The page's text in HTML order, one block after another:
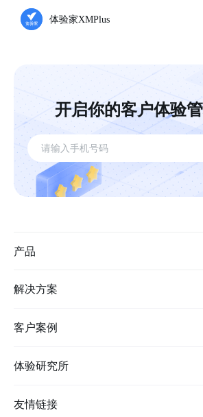
体验家XMPlus
开启你的客户体验
产品
解决方案
客户案例
体验研究所
友情链接